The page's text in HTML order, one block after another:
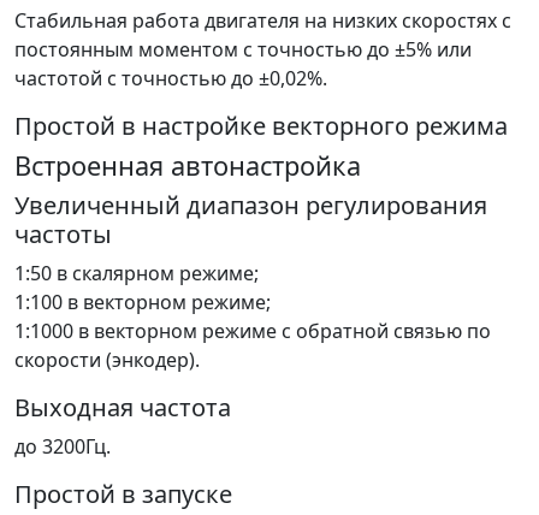
Стабильная работа двигателя на низких скоростях с
постоянным моментом с точностью до ±5% или
частотой с точностью до ±0,02%.
Простой в настройке векторного режима
Встроенная автонастройка
Увеличенный диапазон регулирования
частоты
1:50 в скалярном режиме;
1:100 в векторном режиме;
1:1000 в векторном режиме с обратной связью по
скорости (энкодер).
Выходная частота
до 3200Гц.
Простой в запуске